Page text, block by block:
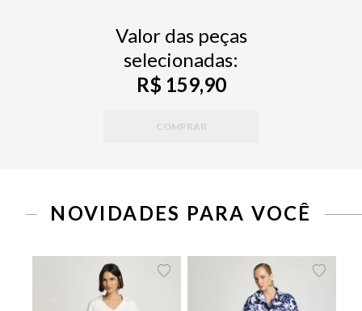
Valor das peças
selecionadas:
R$ 159,90
COMPRAR
NOVIDADES PARA VOCÊ